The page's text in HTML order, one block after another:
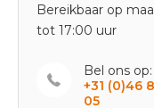
Bereikbaar op
tot 17:00 uur
Bel ons op:
+31 (0)46
05